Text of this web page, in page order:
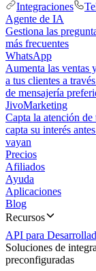
Integraciones
Agente de IA
Gestiona las
más frecuentes
WhatsApp
Aumenta las ventas
a tus clientes a
de mensajería
JivoMarketing
Capta la atención de
capta su interés
vayan
Precios
Afiliados
Ayuda
Aplicaciones
Blog
Recursos
API para
Soluciones de
preconfiguradas